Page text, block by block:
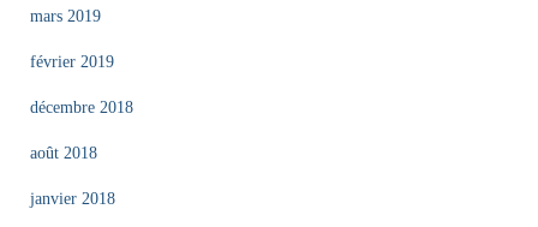
mars 2019
février 2019
décembre 2018
août 2018
janvier 2018